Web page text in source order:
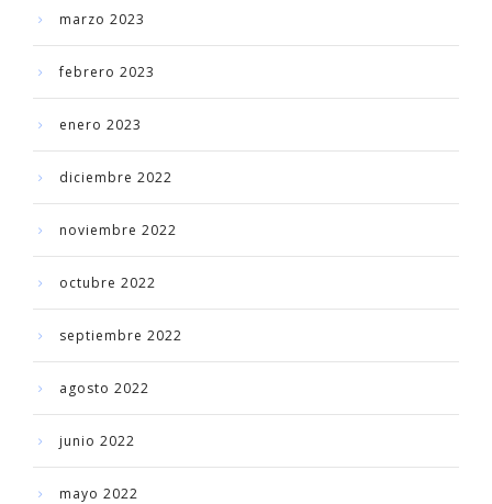
marzo 2023
febrero 2023
enero 2023
diciembre 2022
noviembre 2022
octubre 2022
septiembre 2022
agosto 2022
junio 2022
mayo 2022